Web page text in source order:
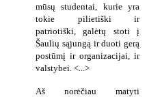
mūsų studentai, kurie yra
tokie pilietiški ir
patriotiški, galėtų stoti į
Šaulių sąjungą ir duoti gerą
postūmį ir organizacijai, ir
valstybei. <...>
Aš norėčiau matyti